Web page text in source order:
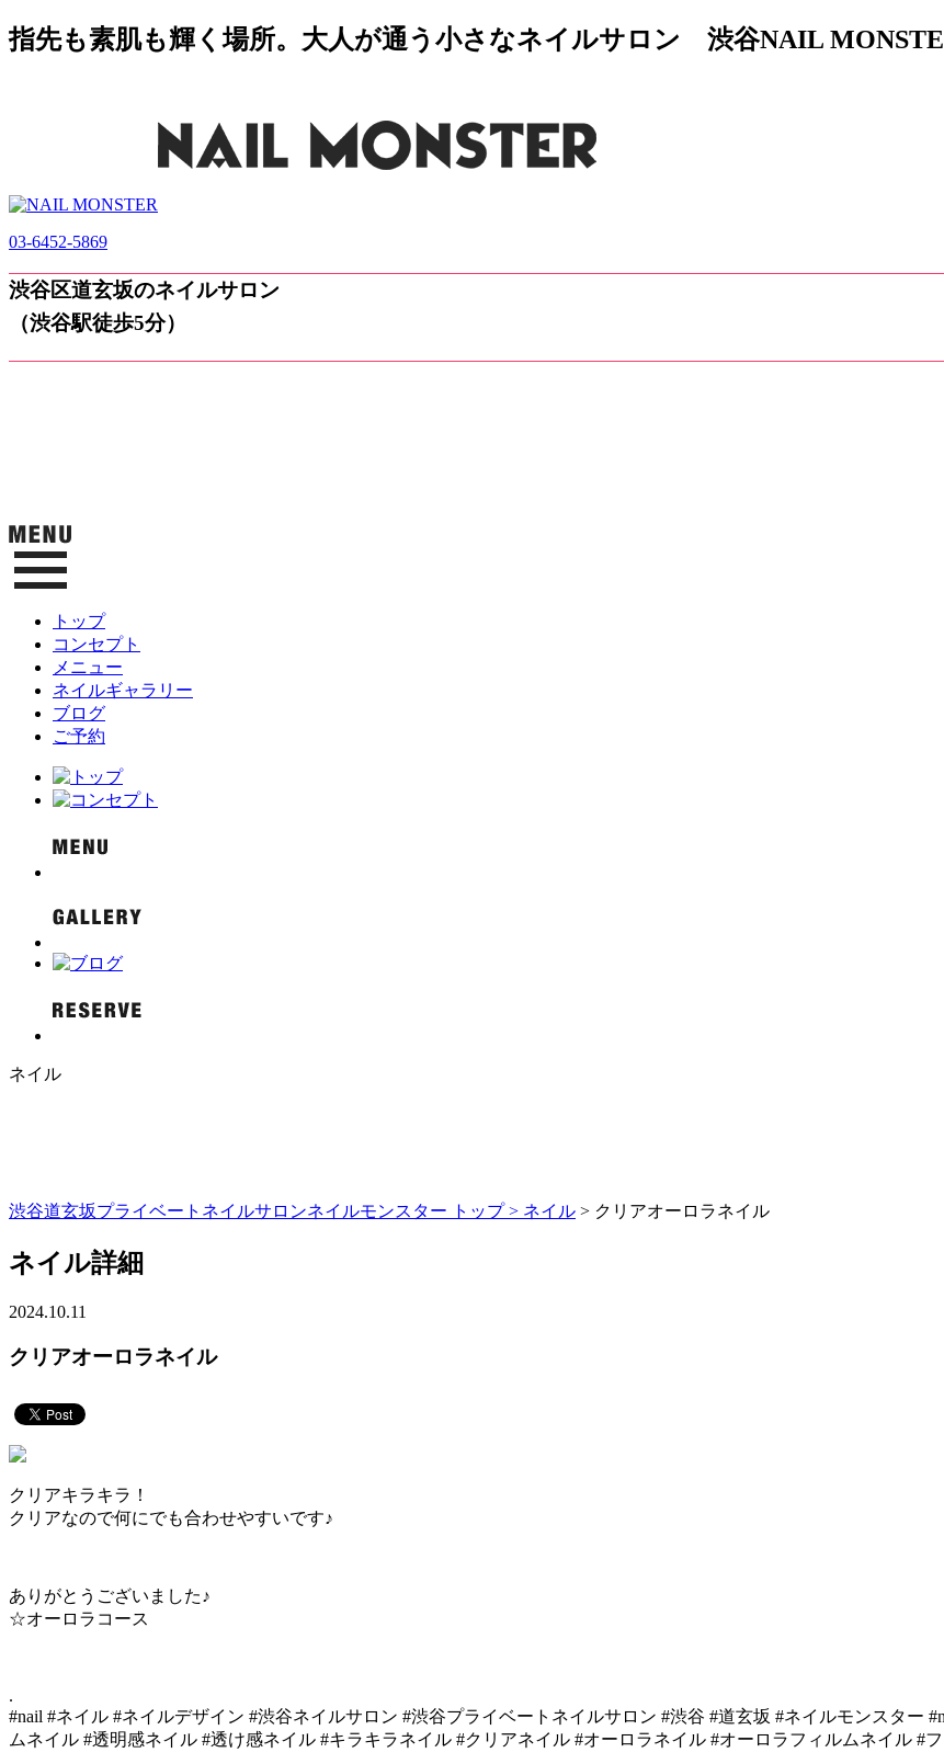
指先も素肌も輝く場所。大人が通う小さなネイルサロン 渋谷NAIL
03-6452-5869
渋谷区道玄坂のネイルサロン
（渋谷駅徒歩5分）
トップ
コンセプト
メニュー
ネイルギャラリー
ブログ
ご予約
ネイル
渋谷道玄坂プライベートネイルサロンネイルモンスター トップ > ネイル > クリアオーロラネイル
ネイル詳細
2024.10.11
クリアオーロラネイル
クリアキラキラ！
クリアなので何にでも合わせやすいです♪
ありがとうございました♪
☆オーロラコース
.
#nail #ネイル #ネイルデザイン #渋谷ネイルサロン #渋谷プライベートネイルサロン #渋谷 #道玄坂 #ネイルモンスター
ムネイル #透明感ネイル #透け感ネイル #キラキラネイル #クリアネイル #オーロラネイル #オーロラフィルムネイル #